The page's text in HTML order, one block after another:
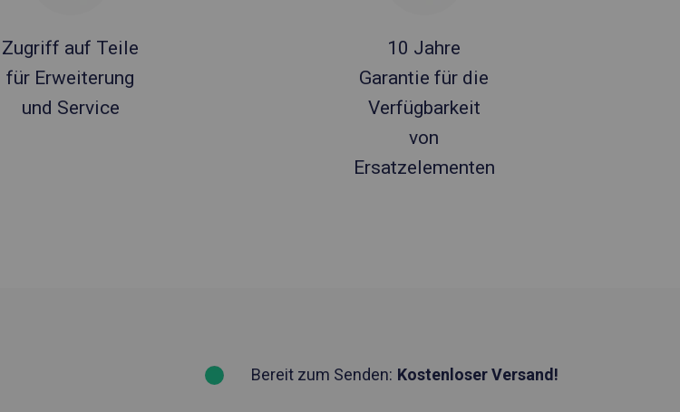
Zugriff auf Teile
für Erweiterung
und Service
10 Jahre
Garantie für die
Verfügbarkeit
von
Ersatzelementen
Bereit zum Senden: Kostenloser Versand!